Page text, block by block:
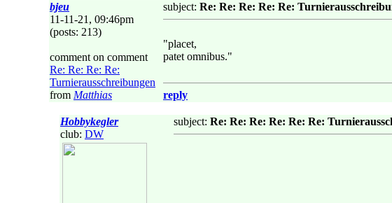
bjeu
11-11-21, 09:46pm
(posts: 213)
comment on comment
Re: Re: Re: Re:
Turnierausschreibungen
from Matthias
subject: Re: Re: Re: Re: Re:
"placet,
patet omnibus."
reply
Hobbykegler
club: DW
subject: Re: Re: Re: Re: Re: Re: